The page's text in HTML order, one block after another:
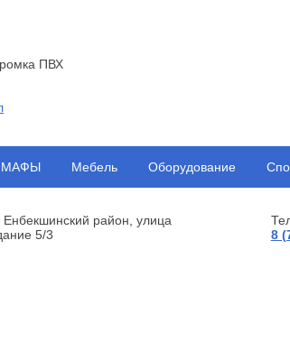
ПВХ
МАФЫ Мебель Оборудование
Енбекшинский район, улица
5/3
8